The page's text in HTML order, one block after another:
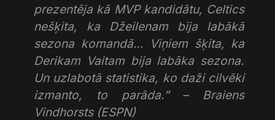
prezentēja kā MVP kandidātu, Celtics
nešķita, ka Džeilenam bija labākā
sezona komandā… Viņiem šķita, ka
Derikam Vaitam bija labāka sezona.
Un uzlabotā statistika, ko daži cilvēki
izmanto, to parāda.” – Braiens
Vindhorsts (ESPN)